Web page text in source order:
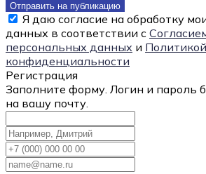
Отправить на публикацию
Я даю согласие на обработку
данных в соответствии с
персональных данных и Политикой
конфиденциальности
Регистрация
Заполните форму. Логин и пароль
на вашу почту.